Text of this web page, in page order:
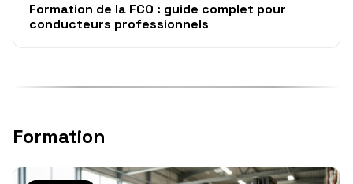
Formation de la FCO : guide complet pour
conducteurs professionnels
Formation